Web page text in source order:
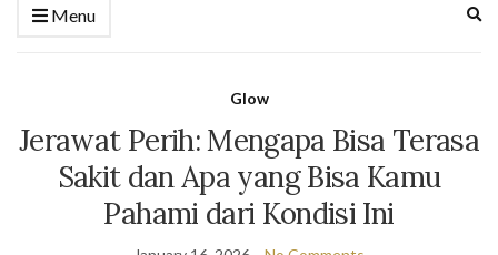
Menu
Glow
Jerawat Perih: Mengapa Bisa Terasa
Sakit dan Apa yang Bisa Kamu
Pahami dari Kondisi Ini